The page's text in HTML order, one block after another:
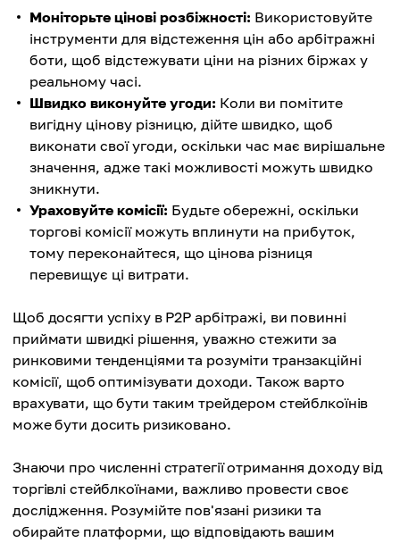
Моніторьте цінові розбіжності: Використовуйте
інструменти для відстеження цін або арбітражні
боти, щоб відстежувати ціни на різних біржах у
реальному часі.
Швидко виконуйте угоди: Коли ви помітите
вигідну цінову різницю, дійте швидко, щоб
виконати свої угоди, оскільки час має вирішальне
значення, адже такі можливості можуть швидко
зникнути.
Ураховуйте комісії: Будьте обережні, оскільки
торгові комісії можуть вплинути на прибуток,
тому переконайтеся, що цінова різниця
перевищує ці витрати.
Щоб досягти успіху в P2P арбітражі, ви повинні
приймати швидкі рішення, уважно стежити за
ринковими тенденціями та розуміти транзакційні
комісії, щоб оптимізувати доходи. Також варто
врахувати, що бути таким трейдером стейблкоїнів
може бути досить ризиковано.
Знаючи про численні стратегії отримання доходу від
торгівлі стейблкоїнами, важливо провести своє
дослідження. Розумійте пов'язані ризики та
обирайте платформи, що відповідають вашим